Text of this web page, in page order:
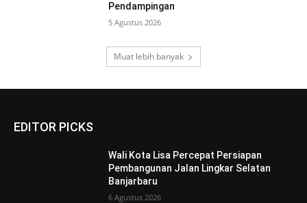
Pendampingan
5 Agustus 2026
Muat lebih banyak
EDITOR PICKS
Wali Kota Lisa Percepat Persiapan
Pembangunan Jalan Lingkar Selatan
Banjarbaru
6 Agustus 2026